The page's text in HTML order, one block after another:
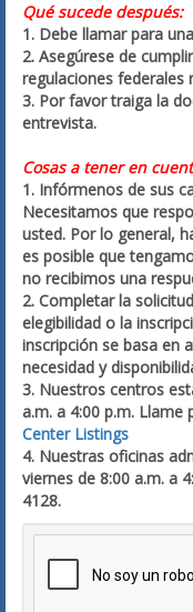
Qué sucede después:
1. Debe llamar para
2. Asegúrese de
regulaciones federales
3. Por favor traiga la
entrevista.
Cosas a tener en
1. Infórmenos de sus
Necesitamos que
usted. Por lo general,
es posible que
no recibimos una
2. Completar la
elegibilidad o la
inscripción se basa en
necesidad y
3. Nuestros centros
a.m. a 4:00 p.m. Llame
Center Listings
4. Nuestras oficinas
viernes de 8:00 a.m. a
4128.